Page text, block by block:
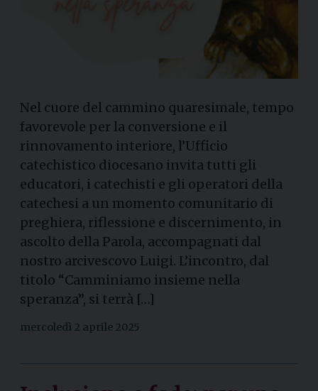
Nel cuore del cammino quaresimale, tempo
favorevole per la conversione e il
rinnovamento interiore, l’Ufficio
catechistico diocesano invita tutti gli
educatori, i catechisti e gli operatori della
catechesi a un momento comunitario di
preghiera, riflessione e discernimento, in
ascolto della Parola, accompagnati dal
nostro arcivescovo Luigi. L’incontro, dal
titolo “Camminiamo insieme nella
speranza”, si terrà […]
mercoledì 2 aprile 2025